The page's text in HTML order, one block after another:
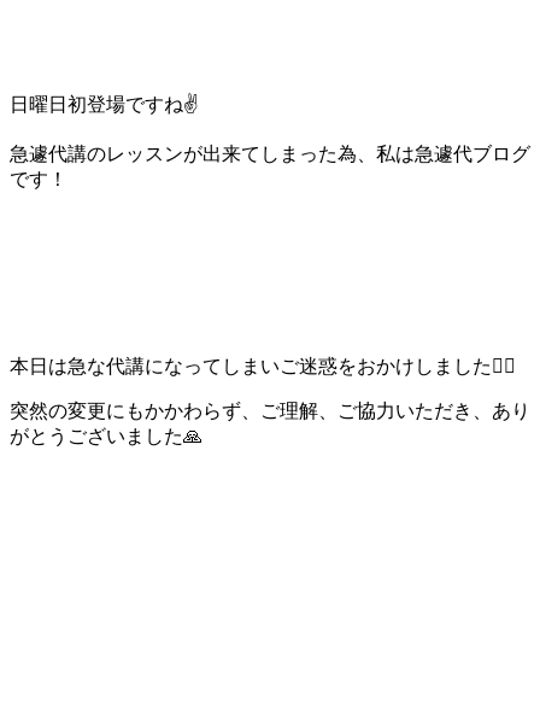
日曜日初登場ですね✌️
急遽代講のレッスンが出来てしまった為、私は急遽代ブログ
です！
本日は急な代講になってしまいご迷惑をおかけしました🙇‍♂️
突然の変更にもかかわらず、ご理解、ご協力いただき、あり
がとうございました🙏